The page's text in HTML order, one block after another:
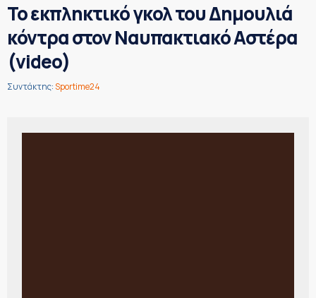
Το εκπληκτικό γκολ του Δημουλιά
κόντρα στον Ναυπακτιακό Αστέρα
(video)
Συντάκτης:Sportime24